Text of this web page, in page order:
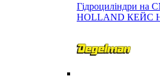
Гідроциліндри на
HOLLAND